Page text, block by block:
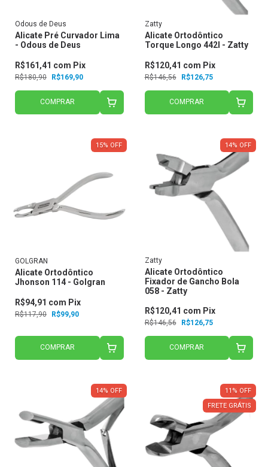
Odous de Deus
Alicate Pré Curvador Lima
- Odous de Deus
R$180,90 R$169,90
R$161,41 com Pix
COMPRAR
Zatty
Alicate Ortodôntico
Torque Longo 442l - Zatty
R$146,56 R$126,75
R$120,41 com Pix
COMPRAR
15% OFF
GOLGRAN
Alicate Ortodôntico
Jhonson 114 - Golgran
R$117,90 R$99,90
R$94,91 com Pix
COMPRAR
14% OFF
Zatty
Alicate Ortodôntico
Fixador de Gancho Bola
058 - Zatty
R$146,56 R$126,75
R$120,41 com Pix
COMPRAR
14% OFF 11 % OFF
FRETE GRÁTIS